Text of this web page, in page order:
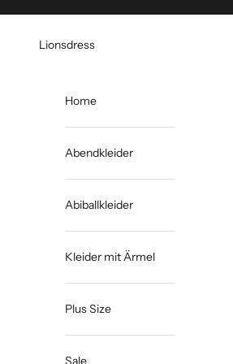
Lionsdress
Home
Abendkleider
Abiballkleider
Kleider mit Ärmel
Plus Size
Sale